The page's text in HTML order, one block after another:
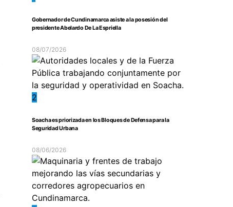
Gobernador de Cundinamarca asiste a la posesión del
presidente Abelardo De La Espriella
08/07/2026
2
Soacha es priorizada en los Bloques de Defensa para la
Seguridad Urbana
08/06/2026